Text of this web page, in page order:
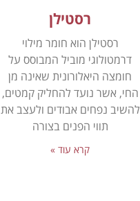
רסטילן
רסטילן הוא חומר מילוי
דרמטולוגי מוביל המבוסס על
חומצה היאלורונית שאינה מן
החי, אשר נועד להחליק קמטים,
להשיב נפחים אבודים ולעצב את
תווי הפנים בצורה
קרא עוד »